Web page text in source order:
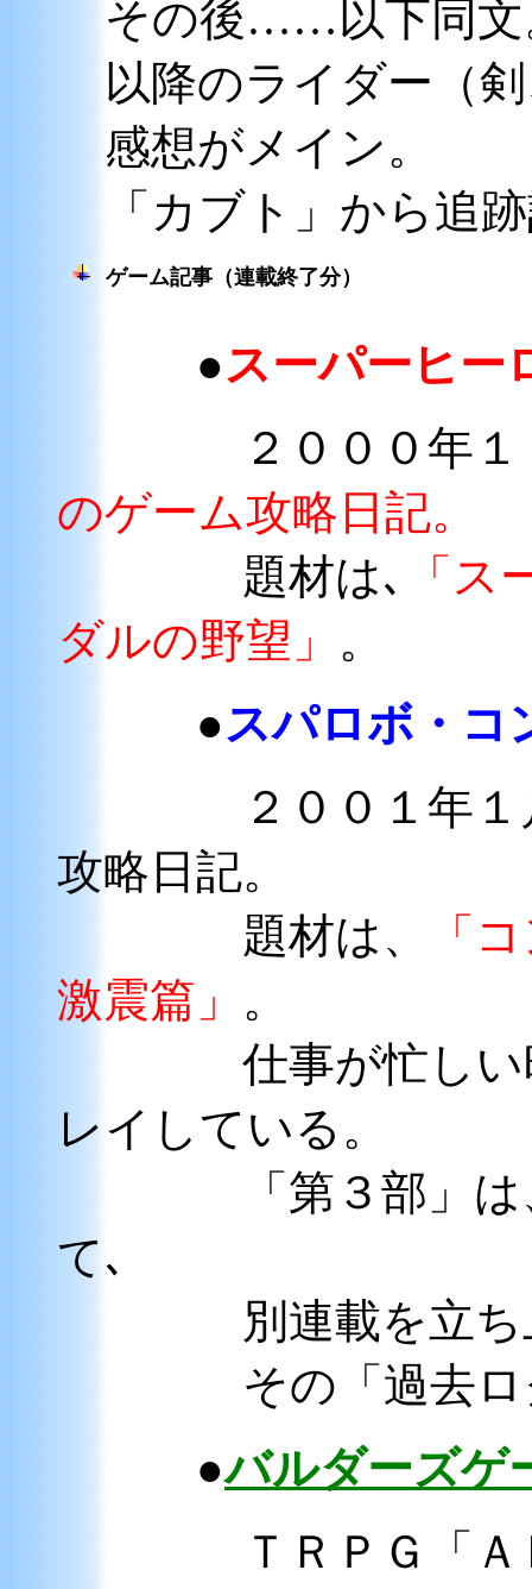
その後……以下同文
以降のライダー（
感想がメイン。
「カブト」から追
ゲーム記事（連載終了分）
●スーパーヒー
２０００年１１
のゲーム攻略日記。
題材は､
「
ダルの野望」 。
●スパロボ・コ
２００１年１月
攻略日記。
題材は、
「
激震篇」 。
仕事が忙しい時
レイしている。
「第３部」
て､
別連載を立ち上
その「過去ロ
●バルダーズゲ
ＴＲＰＧ「